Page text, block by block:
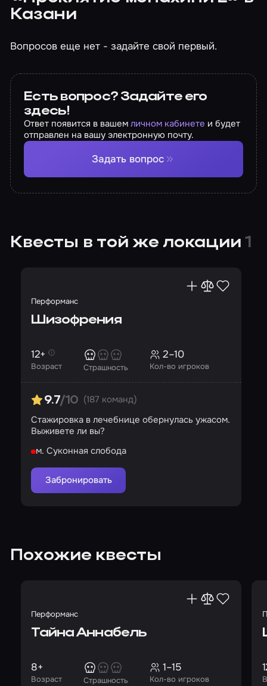
Казани
Вопросов еще нет - задайте свой первый.
Есть вопрос? Задайте его
здесь!
Ответ появится в вашемличном кабинете и будет
отправлен на вашу электронную почту.
Задать вопрос
Квесты в той же локации1
Перформанс
Шизофрения
Возраст
12+
Страшность Кол-во игроков
2–10
9.7/10 (187 команд)
Стажировка в лечебнице обернулась ужасом.
Выживете ли вы?
м. Суконная слобода
Забронировать
Похожие квесты
Перформанс
Тайна Аннабель
Возраст
8+
Страшность Кол-во игроков
1–15